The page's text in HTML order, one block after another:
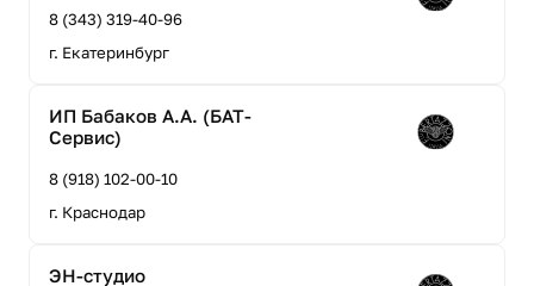
8 (343) 319-40-96
г. Екатеринбург
ИП Бабаков А.А. (БАТ-
Сервис)
8 (918) 102-00-10
г. Краснодар
ЭН-студио